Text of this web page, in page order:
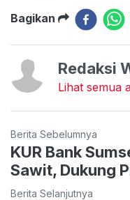
Bagikan
Redaksi
Lihat semua
Berita Sebelumnya
KUR Bank
Sawit, Dukung
Berita Selanjutnya